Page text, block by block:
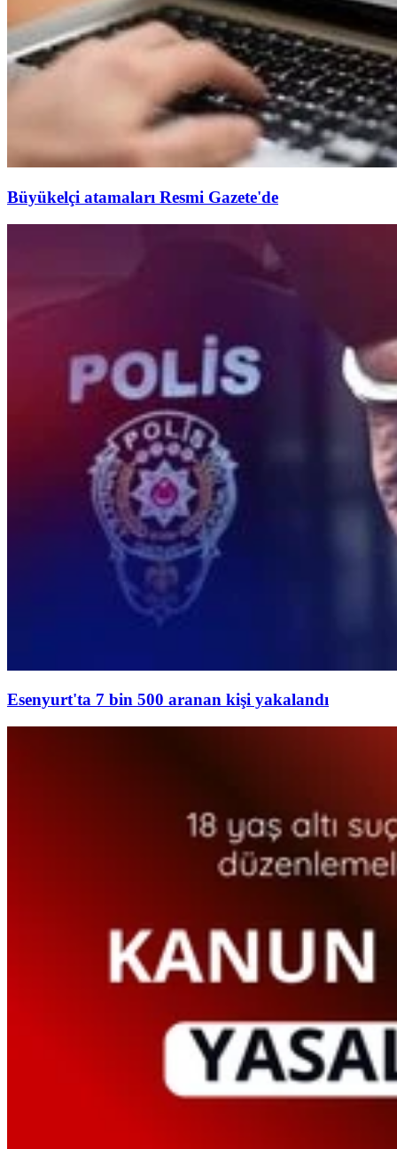
Büyükelçi atamaları Resmi Gazete'de
Esenyurt'ta 7 bin 500 aranan kişi yakalandı